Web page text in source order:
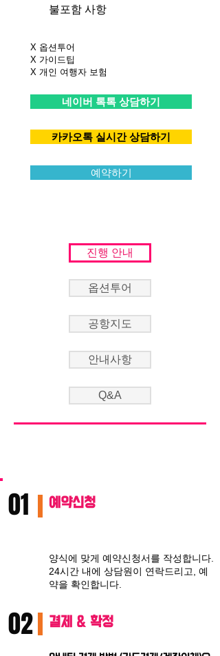
불포함 사항
X 옵션투어
X 가이드팁
X 개인 여행자 보험
네이버 톡톡 상담하기
카카오톡 실시간 상담하기
예약하기
진행 안내
옵션투어
공항지도
안내사항
Q&A
01 예약신청
양식에 맞게 예약신청서를 작성합니다.
24시간 내에 상담원이 연락드리고, 예
약을 확인합니다.
02 결제 & 확정